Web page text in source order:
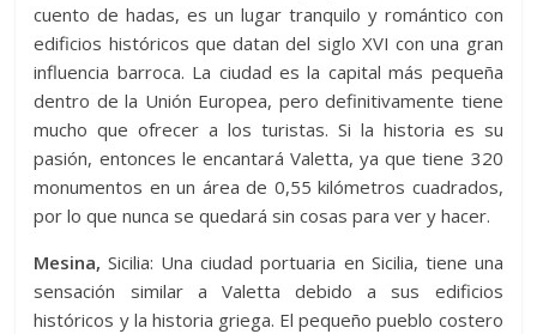
cuento de hadas, es un lugar tranquilo y romántico con
edificios históricos que datan del siglo XVI con una gran
influencia barroca. La ciudad es la capital más pequeña
dentro de la Unión Europea, pero definitivamente tiene
mucho que ofrecer a los turistas. Si la historia es su
pasión, entonces le encantará Valetta, ya que tiene 320
monumentos en un área de 0,55 kilómetros cuadrados,
por lo que nunca se quedará sin cosas para ver y hacer.
Mesina,Sicilia: Una ciudad portuaria en Sicilia, tiene una
sensación similar a Valetta debido a sus edificios
históricos y la historia griega. El pequeño pueblo costero